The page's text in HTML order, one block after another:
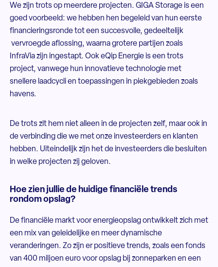
We zijn trots op meerdere projecten. GIGA Storage is een
goed voorbeeld: we hebben hen begeleid van hun eerste
financieringsronde tot een succesvolle, gedeeltelijk
vervroegde aflossing, waarna grotere partijen zoals
InfraVia zijn ingestapt. Ook eQip Energie is een trots
project, vanwege hun innovatieve technologie met
snellere laadcycli en toepassingen in piekgebieden zoals
havens.
De trots zit hem niet alleen in de projecten zelf, maar ook in
de verbinding die we met onze investeerders en klanten
hebben. Uiteindelijk zijn het de investeerders die besluiten
in welke projecten zij geloven.
Hoe zien jullie de huidige financiële trends
rondom opslag?
De financiële markt voor energieopslag ontwikkelt zich met
een mix van geleidelijke en meer dynamische
veranderingen. Zo zijn er positieve trends, zoals een fonds
van 400 miljoen euro voor opslag bij zonneparken en een